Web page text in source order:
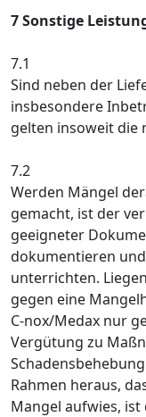
7 Sonstige
7.1
Sind neben der
insbesondere
gelten insoweit die
7.2
Werden Mängel
gemacht, ist der
geeigneter
dokumentieren
unterrichten.
gegen eine
C-nox/Medax nur
Vergütung zu
Rahmen heraus,
Mangel aufwies,